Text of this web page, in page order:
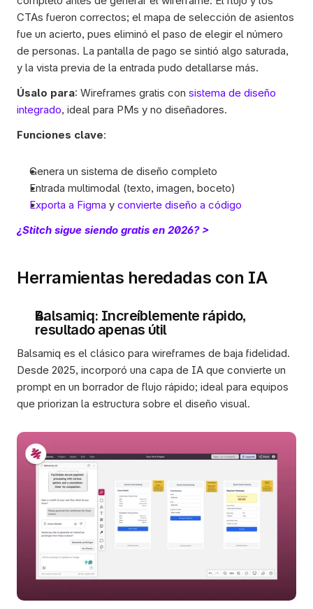
CTAs fueron correctos; el mapa de selección de asientos
fue un acierto, pues eliminó el paso de elegir el número
de personas. La pantalla de pago se sintió algo saturada,
y la vista previa de la entrada pudo detallarse más.
Úsalo para: Wireframes gratis con sistema de diseño
integrado, ideal para PMs y no diseñadores.
Funciones clave:
Genera un sistema de diseño completo
Entrada multimodal (texto, imagen, boceto)
Exporta a Figma y convierte diseño a código
¿Stitch sigue siendo gratis en 2026? >
Herramientas heredadas con IA
Balsamiq: Increíblemente rápido,
resultado apenas útil
Balsamiq es el clásico para wireframes de baja fidelidad.
Desde 2025, incorporó una capa de IA que convierte un
prompt en un borrador de flujo rápido; ideal para equipos
que priorizan la estructura sobre el diseño visual.